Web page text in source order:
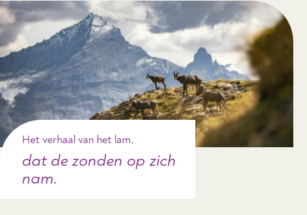
Het verhaal van het lam,
dat de zonden op zich
nam.